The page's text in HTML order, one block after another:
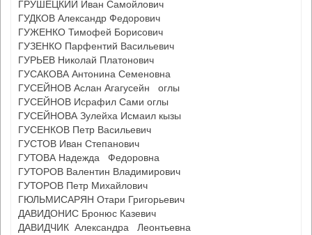
ГРУШЕЦКИЙ Иван Самойлович
ГУДКОВ Александр Федорович
ГУЖЕНКО Тимофей Борисович
ГУЗЕНКО Парфентий Васильевич
ГУРЬЕВ Николай Платонович
ГУСАКОВА Антонина Семеновна
ГУСЕЙНОВ Аслан Агагусейн оглы
ГУСЕЙНОВ Исрафил Сами оглы
ГУСЕЙНОВА Зулейха Исмаил кызы
ГУСЕНКОВ Петр Васильевич
ГУСТОВ Иван Степанович
ГУТОВА Надежда Федоровна
ГУТОРОВ Валентин Владимирович
ГУТОРОВ Петр Михайлович
ГЮЛЬМИСАРЯН Отари Григорьевич
ДАВИДОНИС Бронюс Казевич
ДАВИДЧИК Александра Леонтьевна